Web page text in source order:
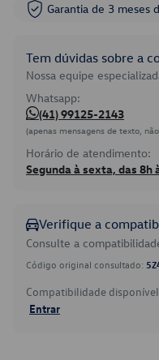
Garantia de 3 meses
Tem dúvidas sobre a
Nossa equipe
Whatsapp:
(41) 99125-2143
(apenas mensagens de texto,
Horário de atendimento:
Segunda à sexta, das 8h
Verifique a
Consulte a
Código original consultado:
Compatibilidade
Entrar